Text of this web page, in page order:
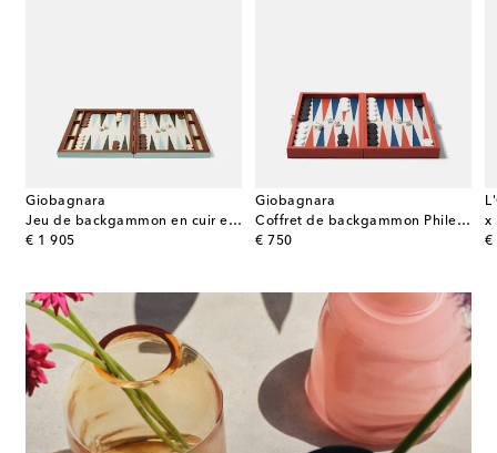
Giobagnara
Jeu de backgammon en cuir et bois
€ 1 905
original price
Giobagnara
Coffret de backgammon Phileas Miniature en cuir
€ 750
original price
x
€